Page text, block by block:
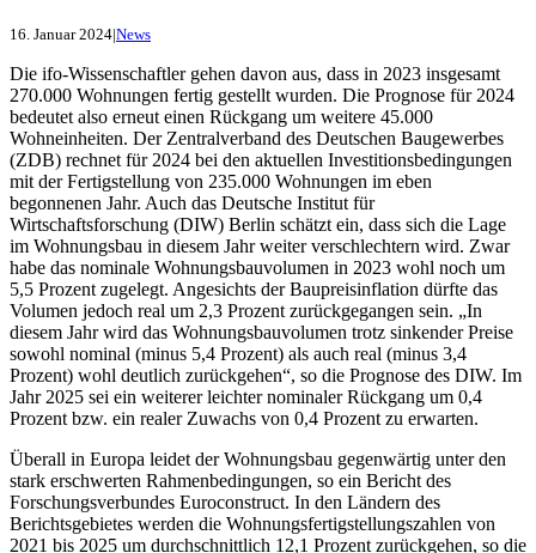
16. Januar 2024|News
Die ifo-Wissenschaftler gehen davon aus, dass in 2023 insgesamt
270.000 Wohnungen fertig gestellt wurden. Die Prognose für 2024
bedeutet also erneut einen Rückgang um weitere 45.000
Wohneinheiten. Der Zentralverband des Deutschen Baugewerbes
(ZDB) rechnet für 2024 bei den aktuellen Investitionsbedingungen
mit der Fertigstellung von 235.000 Wohnungen im eben
begonnenen Jahr. Auch das Deutsche Institut für
Wirtschaftsforschung (DIW) Berlin schätzt ein, dass sich die Lage
im Wohnungsbau in diesem Jahr weiter verschlechtern wird. Zwar
habe das nominale Wohnungsbauvolumen in 2023 wohl noch um
5,5 Prozent zugelegt. Angesichts der Baupreisinflation dürfte das
Volumen jedoch real um 2,3 Prozent zurückgegangen sein. „In
diesem Jahr wird das Wohnungsbauvolumen trotz sinkender Preise
sowohl nominal (minus 5,4 Prozent) als auch real (minus 3,4
Prozent) wohl deutlich zurückgehen“, so die Prognose des DIW. Im
Jahr 2025 sei ein weiterer leichter nominaler Rückgang um 0,4
Prozent bzw. ein realer Zuwachs von 0,4 Prozent zu erwarten.
Überall in Europa leidet der Wohnungsbau gegenwärtig unter den
stark erschwerten Rahmenbedingungen, so ein Bericht des
Forschungsverbundes Euroconstruct. In den Ländern des
Berichtsgebietes werden die Wohnungsfertigstellungszahlen von
2021 bis 2025 um durchschnittlich 12,1 Prozent zurückgehen, so die